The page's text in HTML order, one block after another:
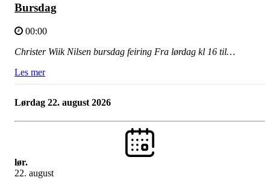
Bursdag
00:00
Christer Wiik Nilsen bursdag feiring Fra lørdag kl 16 til…
Les mer
lørdag 22. august 2026
lør.
22. august